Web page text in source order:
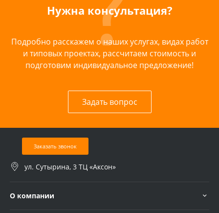
Нужна консультация?
Подробно расскажем о наших услугах, видах работ
и типовых проектах, рассчитаем стоимость и
подготовим индивидуальное предложение!
Задать вопрос
Заказать звонок
ул. Сутырина, 3 ТЦ «Аксон»
О компании